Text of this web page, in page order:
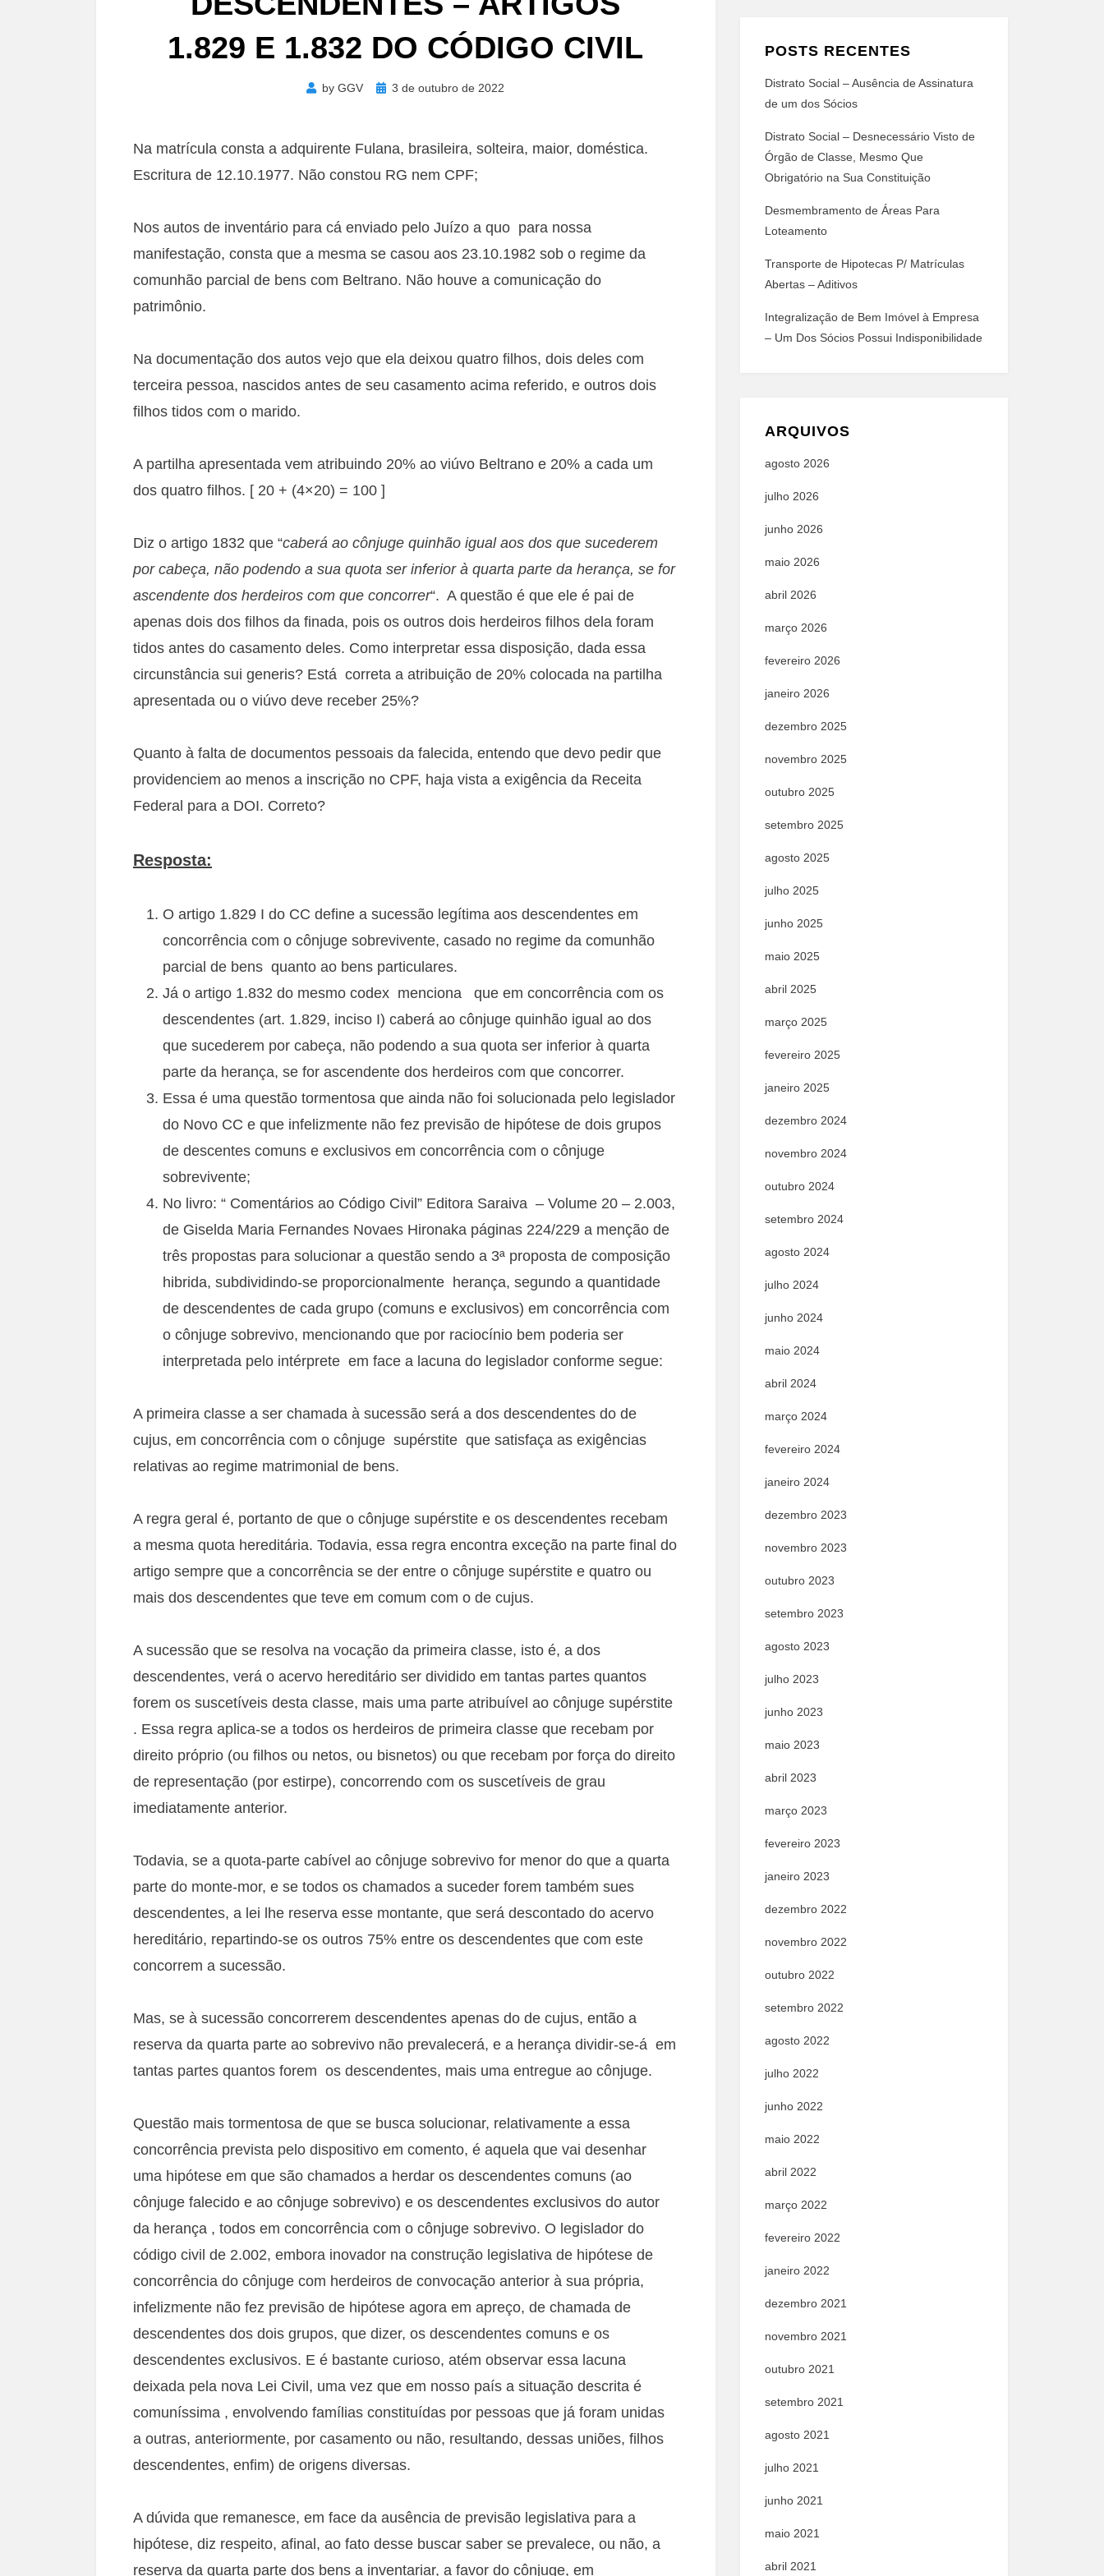
1.829 E 1.832 DO CÓDIGO CIVIL
byGGV
Posted
3 de outubro de 2022
Na matrícula consta a adquirente Fulana, brasileira, solteira, maior, doméstica.
Escritura de 12.10.1977. Não constou RG nem CPF;
Nos autos de inventário para cá enviado pelo Juízo a quo para nossa
manifestação, consta que a mesma se casou aos 23.10.1982 sob o regime da
comunhão parcial de bens com Beltrano. Não houve a comunicação do
patrimônio.
Na documentação dos autos vejo que ela deixou quatro filhos, dois deles com
terceira pessoa, nascidos antes de seu casamento acima referido, e outros dois
filhos tidos com o marido.
A partilha apresentada vem atribuindo 20% ao viúvo Beltrano e 20% a cada um
dos quatro filhos. [ 20 + (4×20) = 100 ]
Diz o artigo 1832 que “caberá ao cônjuge quinhão igual aos dos que sucederem
por cabeça, não podendo a sua quota ser inferior à quarta parte da herança, se for
ascendente dos herdeiros com que concorrer“. A questão é que ele é pai de
apenas dois dos filhos da finada, pois os outros dois herdeiros filhos dela foram
tidos antes do casamento deles. Como interpretar essa disposição, dada essa
circunstância sui generis? Está correta a atribuição de 20% colocada na partilha
apresentada ou o viúvo deve receber 25%?
Quanto à falta de documentos pessoais da falecida, entendo que devo pedir que
providenciem ao menos a inscrição no CPF, haja vista a exigência da Receita
Federal para a DOI. Correto?
Resposta:
O artigo 1.829 I do CC define a sucessão legítima aos descendentes em
concorrência com o cônjuge sobrevivente, casado no regime da comunhão
parcial de bens quanto ao bens particulares.
Já o artigo 1.832 do mesmo codex menciona que em concorrência com os
descendentes (art. 1.829, inciso I) caberá ao cônjuge quinhão igual ao dos
que sucederem por cabeça, não podendo a sua quota ser inferior à quarta
parte da herança, se for ascendente dos herdeiros com que concorrer.
Essa é uma questão tormentosa que ainda não foi solucionada pelo legislador
do Novo CC e que infelizmente não fez previsão de hipótese de dois grupos
de descentes comuns e exclusivos em concorrência com o cônjuge
sobrevivente;
No livro: “ Comentários ao Código Civil” Editora Saraiva – Volume 20 – 2.003,
de Giselda Maria Fernandes Novaes Hironaka páginas 224/229 a menção de
três propostas para solucionar a questão sendo a 3ª proposta de composição
hibrida, subdividindo-se proporcionalmente herança, segundo a quantidade
de descendentes de cada grupo (comuns e exclusivos) em concorrência com
o cônjuge sobrevivo, mencionando que por raciocínio bem poderia ser
interpretada pelo intérprete em face a lacuna do legislador conforme segue:
A primeira classe a ser chamada à sucessão será a dos descendentes do de
cujus, em concorrência com o cônjuge supérstite que satisfaça as exigências
relativas ao regime matrimonial de bens.
A regra geral é, portanto de que o cônjuge supérstite e os descendentes recebam
a mesma quota hereditária. Todavia, essa regra encontra exceção na parte final do
artigo sempre que a concorrência se der entre o cônjuge supérstite e quatro ou
mais dos descendentes que teve em comum com o de cujus.
A sucessão que se resolva na vocação da primeira classe, isto é, a dos
descendentes, verá o acervo hereditário ser dividido em tantas partes quantos
forem os suscetíveis desta classe, mais uma parte atribuível ao cônjuge supérstite
. Essa regra aplica-se a todos os herdeiros de primeira classe que recebam por
direito próprio (ou filhos ou netos, ou bisnetos) ou que recebam por força do direito
de representação (por estirpe), concorrendo com os suscetíveis de grau
imediatamente anterior.
Todavia, se a quota-parte cabível ao cônjuge sobrevivo for menor do que a quarta
parte do monte-mor, e se todos os chamados a suceder forem também sues
descendentes, a lei lhe reserva esse montante, que será descontado do acervo
hereditário, repartindo-se os outros 75% entre os descendentes que com este
concorrem a sucessão.
Mas, se à sucessão concorrerem descendentes apenas do de cujus, então a
reserva da quarta parte ao sobrevivo não prevalecerá, e a herança dividir-se-á em
tantas partes quantos forem os descendentes, mais uma entregue ao cônjuge.
Questão mais tormentosa de que se busca solucionar, relativamente a essa
concorrência prevista pelo dispositivo em comento, é aquela que vai desenhar
uma hipótese em que são chamados a herdar os descendentes comuns (ao
cônjuge falecido e ao cônjuge sobrevivo) e os descendentes exclusivos do autor
da herança , todos em concorrência com o cônjuge sobrevivo. O legislador do
código civil de 2.002, embora inovador na construção legislativa de hipótese de
concorrência do cônjuge com herdeiros de convocação anterior à sua própria,
infelizmente não fez previsão de hipótese agora em apreço, de chamada de
descendentes dos dois grupos, que dizer, os descendentes comuns e os
descendentes exclusivos. E é bastante curioso, atém observar essa lacuna
deixada pela nova Lei Civil, uma vez que em nosso país a situação descrita é
comuníssima , envolvendo famílias constituídas por pessoas que já foram unidas
a outras, anteriormente, por casamento ou não, resultando, dessas uniões, filhos
descendentes, enfim) de origens diversas.
A dúvida que remanesce, em face da ausência de previsão legislativa para a
hipótese, diz respeito, afinal, ao fato desse buscar saber se prevalece, ou não, a
reserva da quarta parte dos bens a inventariar, a favor do cônjuge, em
POSTS RECENTES
Distrato Social – Ausência de Assinatura
de um dos Sócios
Distrato Social – Desnecessário Visto de
Órgão de Classe, Mesmo Que
Obrigatório na Sua Constituição
Desmembramento de Áreas Para
Loteamento
Transporte de Hipotecas P/ Matrículas
Abertas – Aditivos
Integralização de Bem Imóvel à Empresa
– Um Dos Sócios Possui Indisponibilidade
ARQUIVOS
agosto 2026
julho 2026
junho 2026
maio 2026
abril 2026
março 2026
fevereiro 2026
janeiro 2026
dezembro 2025
novembro 2025
outubro 2025
setembro 2025
agosto 2025
julho 2025
junho 2025
maio 2025
abril 2025
março 2025
fevereiro 2025
janeiro 2025
dezembro 2024
novembro 2024
outubro 2024
setembro 2024
agosto 2024
julho 2024
junho 2024
maio 2024
abril 2024
março 2024
fevereiro 2024
janeiro 2024
dezembro 2023
novembro 2023
outubro 2023
setembro 2023
agosto 2023
julho 2023
junho 2023
maio 2023
abril 2023
março 2023
fevereiro 2023
janeiro 2023
dezembro 2022
novembro 2022
outubro 2022
setembro 2022
agosto 2022
julho 2022
junho 2022
maio 2022
abril 2022
março 2022
fevereiro 2022
janeiro 2022
dezembro 2021
novembro 2021
outubro 2021
setembro 2021
agosto 2021
julho 2021
junho 2021
maio 2021
abril 2021